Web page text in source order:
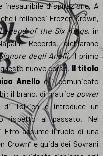
d’ispirazione. A
i milanesi Frozen Crown,
of the Six Kings, in
Records, dichiarano
degli Anelli.Il primo
nuovo corso. Il titolo
Anello e il comunicato
il brano, di matrice power
Tolkien e introduce un
rispetto al passato. Nel
Etro assume il ruolo di una
Crown” e guida dei Sovrani